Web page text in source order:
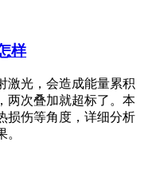
样
激光，会造成能量累积
两次叠加就超标了。本
损伤等角度，详细分析